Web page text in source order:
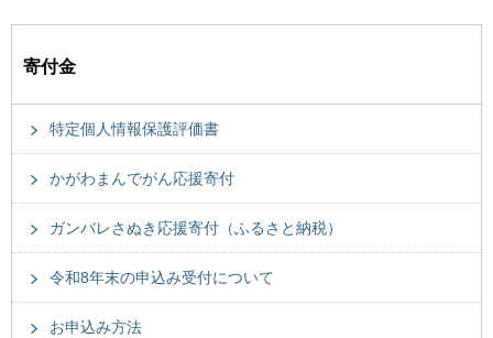
寄付金
特定個人情報保護評価書
かがわまんでがん応援寄付
ガンバレさぬき応援寄付（ふるさと納税）
令和8年末の申込み受付について
お申込み方法